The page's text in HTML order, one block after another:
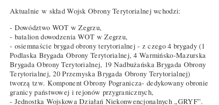
Aktualnie w skład Wojsk Obrony Terytorialnej wchodzi:
- Dowództwo WOT w Zegrzu,
- batalion dowodzenia WOT w Zegrzu,
- osiemnaście brygad obrony terytorialnej - z czego 4 brygady (1
Podlaska Brygada Obrony Terytorialnej, 4 Warmińsko-Mazurska
Brygada Obrony Terytorialnej, 19 Nadbużańska Brygada Obrony
Terytorialnej, 20 Przemyska Brygada Obrony Terytorialnej)
tworzą tzw. Komponent Obrony Pogranicza- dedykowany obronie
granicy państwowej i rejonów przygranicznych,
- Jednostka Wojskowa Działań Niekonwencjonalnych „GRYF”.